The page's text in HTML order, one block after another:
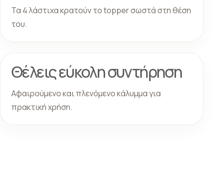
Τα 4 λάστιχα κρατούν το topper σωστά στη θέση
του.
Θέλεις εύκολη συντήρηση
Αφαιρούμενο και πλενόμενο κάλυμμα για
πρακτική χρήση.